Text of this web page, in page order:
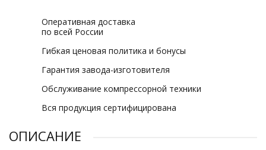
Оперативная доставка
по всей России
Гибкая ценовая политика и бонусы
Гарантия завода-изготовителя
Обслуживание компрессорной техники
Вся продукция сертифицирована
ОПИСАНИЕ